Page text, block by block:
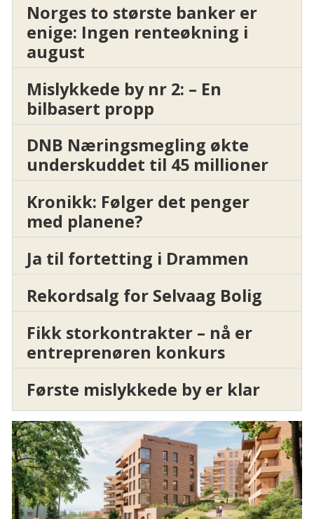
Norges to største banker er
enige: Ingen renteøkning i
august
Mislykkede by nr 2: – En
bilbasert propp
DNB Næringsmegling økte
underskuddet til 45 millioner
Kronikk: Følger det penger
med planene?
Ja til fortetting i Drammen
Rekordsalg for Selvaag Bolig
Fikk storkontrakter – nå er
entreprenøren konkurs
Første mislykkede by er klar